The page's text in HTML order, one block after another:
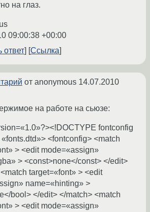
на глаз.
09:00:38 +00:00
ответ
Ссылка
от anonymous 14.07.2010
на работе на сьюзе:
fontconfig
<fontconfig> <match
> <edit mode=«assign»
> <const>none</const> </edit>
target=«font» > <edit
name=«hinting» >
bool> </edit> </match> <match
> <edit mode=«assign»